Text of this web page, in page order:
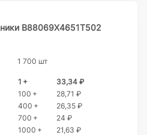
B88069X4651T502
1 700 шт
1 +
33,34 ₽
100 +
28,71 ₽
400 +
26,35 ₽
700 +
24 ₽
1000 +
21,63 ₽